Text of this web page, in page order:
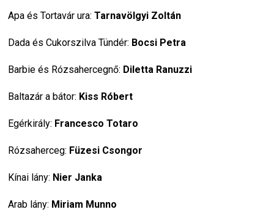
Apa és Tortavár ura: Tarnavölgyi Zoltán
Dada és Cukorszilva Tündér: Bocsi Petra
Barbie és Rózsahercegnő: Diletta Ranuzzi
Baltazár a bátor: Kiss Róbert
Egérkirály: Francesco Totaro
Rózsaherceg: Füzesi Csongor
Kínai lány: Nier Janka
Arab lány: Miriam Munno